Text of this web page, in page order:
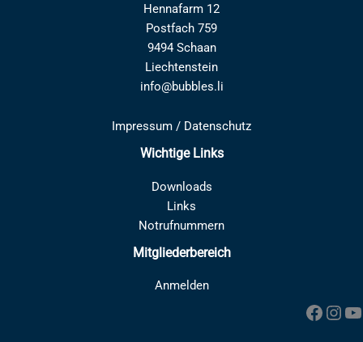
Hennafarm 12
Postfach 759
9494 Schaan
Liechtenstein
info@bubbles.li
Impressum / Datenschutz
Wichtige Links
Downloads
Links
Notrufnummern
Mitgliederbereich
Anmelden